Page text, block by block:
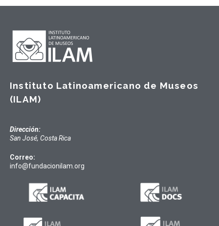
Instituto Latinoamericano de Museos
(ILAM)
Dirección:
San José, Costa Rica
Correo:
info@fundacionilam.org